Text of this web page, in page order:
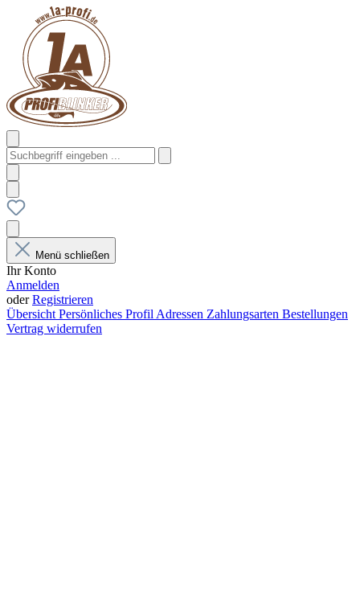
Menü schließen
Ihr Konto
Anmelden
oderRegistrieren
Übersicht Persönliches Profil Adressen Zahlungsarten Bestellungen
Vertrag widerrufen